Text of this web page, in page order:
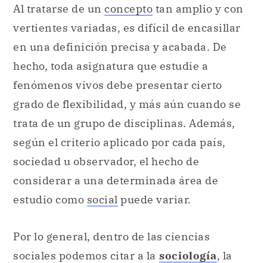
Al tratarse de un concepto tan amplio y con
vertientes variadas, es difícil de encasillar
en una definición precisa y acabada. De
hecho, toda asignatura que estudie a
fenómenos vivos debe presentar cierto
grado de flexibilidad, y más aún cuando se
trata de un grupo de disciplinas. Además,
según el criterio aplicado por cada país,
sociedad u observador, el hecho de
considerar a una determinada área de
estudio como social puede variar.
Por lo general, dentro de las ciencias
sociales podemos citar a la sociología, la